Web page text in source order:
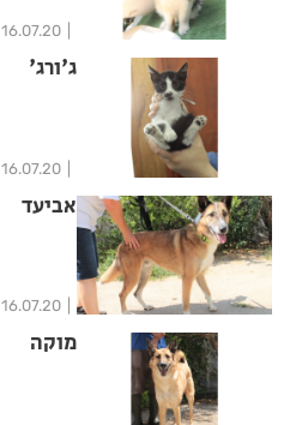
16.07.20
ג'ורג'
16.07.20
אביעד
16.07.20
מוקה